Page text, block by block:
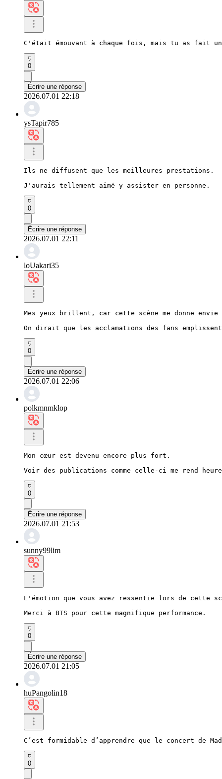
C'était émouvant à chaque fois, mais tu as fait
0
Écrire une réponse
2026.07.01 22:18
ysTapir785
Ils ne diffusent que les meilleures prestations.
J'aurais tellement aimé y assister en personne.
0
Écrire une réponse
2026.07.01 22:11
loUakari35
Mes yeux brillent, car cette scène me donne
On dirait que les acclamations des fans
0
Écrire une réponse
2026.07.01 22:06
polkmnmklop
Mon cœur est devenu encore plus fort.
Voir des publications comme celle-ci me rend
0
Écrire une réponse
2026.07.01 21:53
sunny99lim
L'émotion que vous avez ressentie lors de cette
Merci à BTS pour cette magnifique performance.
0
Écrire une réponse
2026.07.01 21:05
huPangolin18
C’est formidable d’apprendre que le concert de
0